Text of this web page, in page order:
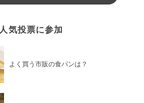
人気投票に参加
よく買う市販の食パンは？